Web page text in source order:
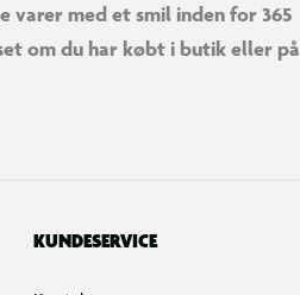
varer med et smil inden for 365
om du har købt i butik eller på
KUNDESERVICE